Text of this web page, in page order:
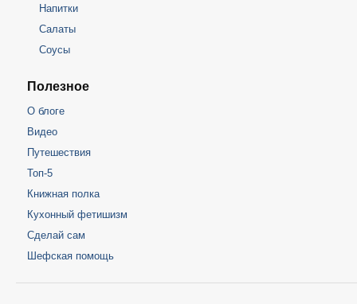
Напитки
Салаты
Соусы
Полезное
О блоге
Видео
Путешествия
Топ-5
Книжная полка
Кухонный фетишизм
Сделай сам
Шефская помощь